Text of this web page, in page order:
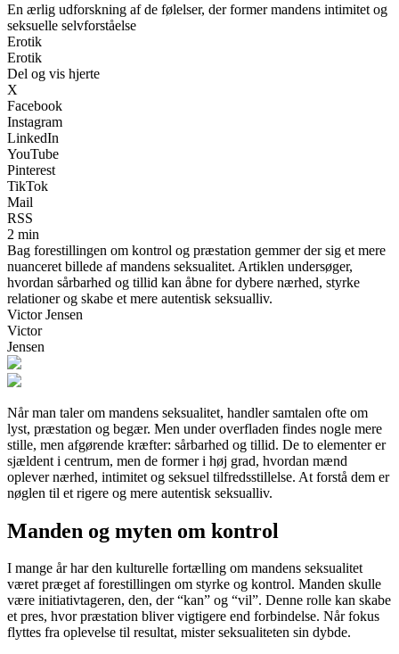
En ærlig udforskning af de følelser, der former mandens intimitet og
seksuelle selvforståelse
Erotik
Erotik
Del og vis hjerte
X
Facebook
Instagram
LinkedIn
YouTube
Pinterest
TikTok
Mail
RSS
2 min
Bag forestillingen om kontrol og præstation gemmer der sig et mere
nuanceret billede af mandens seksualitet. Artiklen undersøger,
hvordan sårbarhed og tillid kan åbne for dybere nærhed, styrke
relationer og skabe et mere autentisk seksualliv.
Victor Jensen
Victor
Jensen
Når man taler om mandens seksualitet, handler samtalen ofte om
lyst, præstation og begær. Men under overfladen findes nogle mere
stille, men afgørende kræfter: sårbarhed og tillid. De to elementer er
sjældent i centrum, men de former i høj grad, hvordan mænd
oplever nærhed, intimitet og seksuel tilfredsstillelse. At forstå dem er
nøglen til et rigere og mere autentisk seksualliv.
Manden og myten om kontrol
I mange år har den kulturelle fortælling om mandens seksualitet
været præget af forestillingen om styrke og kontrol. Manden skulle
være initiativtageren, den, der “kan” og “vil”. Denne rolle kan skabe
et pres, hvor præstation bliver vigtigere end forbindelse. Når fokus
flyttes fra oplevelse til resultat, mister seksualiteten sin dybde.